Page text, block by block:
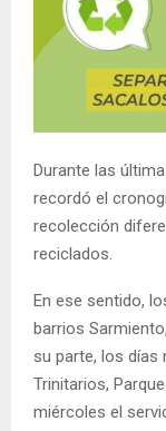
Durante las
recordó el
recolección
reciclados.
En ese sentido,
barrios
su parte, los días
Trinitarios,
miércoles el